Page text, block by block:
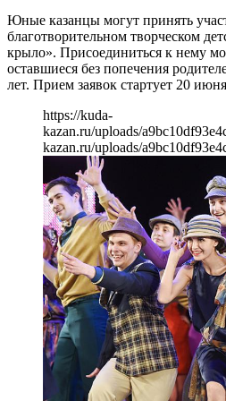
Юные казанцы могут принять
благотворительном творческом
крыло». Присоединиться к нему
оставшиеся без попечения
лет. Прием заявок стартует 20
https://kuda-
kazan.ru/uploads/
kazan.ru/uploads/